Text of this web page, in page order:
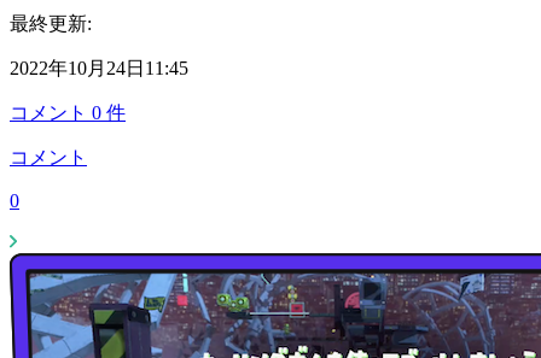
最終更新:
2022年10月24日11:45
コメント 0 件
コメント
0